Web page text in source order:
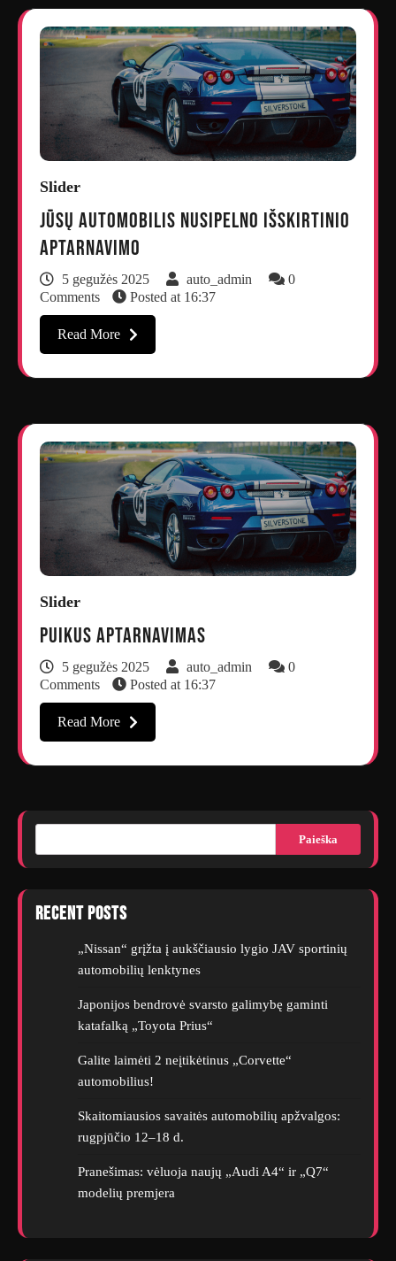
Slider
Jūsų automobilis nusipelno išskirtinio
aptarnavimo
5 gegužės 2025 auto_admin
0
Comments
Posted at 16:37
Read More
Slider
Puikus aptarnavimas
5 gegužės 2025 auto_admin
0
Comments
Posted at 16:37
Read More
Paieška
Recent Posts
„Nissan“ grįžta į aukščiausio lygio JAV sportinių
automobilių lenktynes
Japonijos bendrovė svarsto galimybę gaminti
katafalką „Toyota Prius“
Galite laimėti 2 neįtikėtinus „Corvette“
automobilius!
Skaitomiausios savaitės automobilių apžvalgos:
rugpjūčio 12–18 d.
Pranešimas: vėluoja naujų „Audi A4“ ir „Q7“
modelių premjera